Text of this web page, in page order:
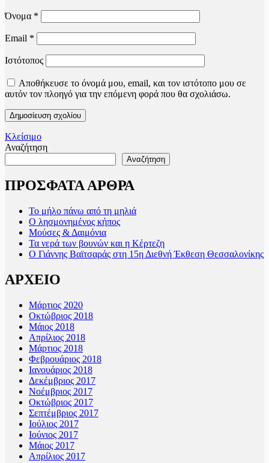
Όνομα *
Email *
Ιστότοπος
Αποθήκευσε το όνομά μου, email, και τον ιστότοπο μου σε
αυτόν τον πλοηγό για την επόμενη φορά που θα σχολιάσω.
Κλείσιμο
Αναζήτηση
Αναζήτηση
ΠΡΟΣΦΑΤΑ ΑΡΘΡΑ
Το μήλο πάνω από τη μηλιά
Ο λησμονημένος κήπος
Μούσες & Δαιμόνια
Τα νερά των βουνών και η Κέρτεζη
Ο Γιάννης Βαϊτσαράς στη 15η Διεθνή Έκθεση Θεσσαλονίκης
ΑΡΧΕΙΟ
Μάρτιος 2020
Οκτώβριος 2018
Μάιος 2018
Απρίλιος 2018
Μάρτιος 2018
Φεβρουάριος 2018
Ιανουάριος 2018
Δεκέμβριος 2017
Νοέμβριος 2017
Οκτώβριος 2017
Σεπτέμβριος 2017
Ιούλιος 2017
Ιούνιος 2017
Μάιος 2017
Απρίλιος 2017